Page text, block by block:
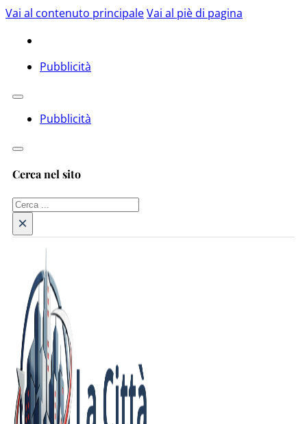
Vai al contenuto principaleVai al piè di pagina
Pubblicità
Pubblicità
Cerca nel sito
Cerca
×